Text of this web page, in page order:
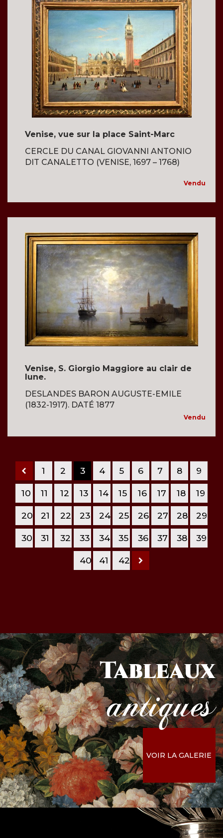
Venise, vue sur la place Saint-Marc
CERCLE DU CANAL GIOVANNI ANTONIO
DIT CANALETTO (VENISE, 1697 – 1768)
Vendu
Venise, S. Giorgio Maggiore au clair de
lune.
DESLANDES BARON AUGUSTE-EMILE
(1832-1917). DATÉ 1877
Vendu
1 2 3 4 5 6 7 8 9
10 11 12 13 14 15 16 17 18 19
20 21 22 23 24 25 26 27 28 29
30 31 32 33 34 35 36 37 38 39
40 41 42
Tableaux
antiques
VOIR LA GALERIE